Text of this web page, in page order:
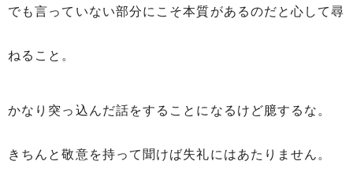
でも言っていない部分にこそ本質があるのだと心して尋
ねること。
かなり突っ込んだ話をすることになるけど臆するな。
きちんと敬意を持って聞けば失礼にはあたりません。